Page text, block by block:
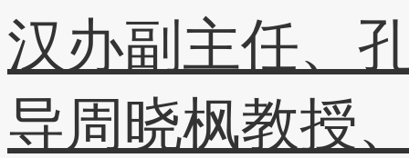
汉办副主任、
导周晓枫教授